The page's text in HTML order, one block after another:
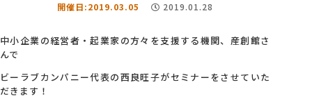
スタッフ紹介
開催日:2019.03.05 2019.01.28
中小企業の経営者・起業家の方々を支援する機関、産創館さ
んで
ビーラブカンパニー代表の西良旺子がセミナーをさせていた
だきます！